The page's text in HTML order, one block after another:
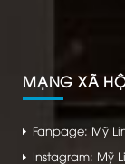
MẠNG XÃ
Fanpage: Mỹ
Instagram: Mỹ